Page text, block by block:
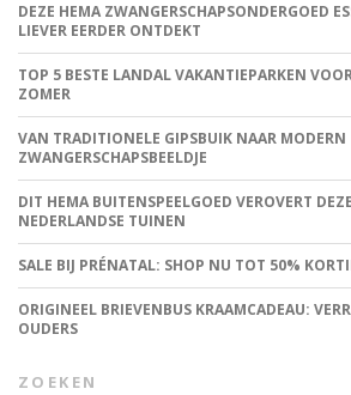
DEZE HEMA ZWANGERSCHAPSONDERGOED
LIEVER EERDER ONTDEKT
TOP 5 BESTE LANDAL VAKANTIEPARKEN
ZOMER
VAN TRADITIONELE GIPSBUIK NAAR MODERN
ZWANGERSCHAPSBEELDJE
DIT HEMA BUITENSPEELGOED VEROVERT
NEDERLANDSE TUINEN
SALE BIJ PRÉNATAL: SHOP NU TOT 50%
ORIGINEEL BRIEVENBUS KRAAMCADEAU:
OUDERS
ZOEKEN